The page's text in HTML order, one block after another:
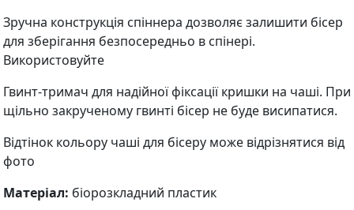
Зручна конструкція спіннера дозволяє залишити бісер
для зберігання безпосередньо в спінері.
Використовуйте
Гвинт-тримач для надійної фіксації кришки на чаші. При
щільно закрученому гвинті бісер не буде висипатися.
Відтінок кольору чаші для бісеру може відрізнятися від
фото
Матеріал: біорозкладний пластик